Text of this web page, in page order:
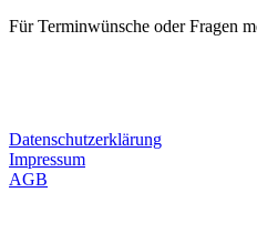
Für Terminwünsche oder Fragen
Datenschutzerklärung
Impressum
AGB